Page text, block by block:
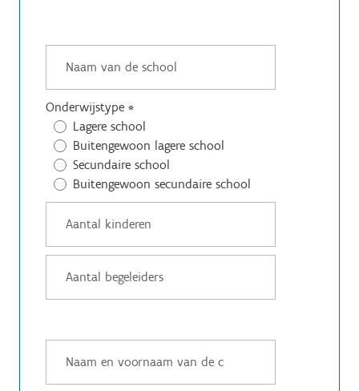
Onderwijstype *
Lagere school
Buitengewoon lagere school
Secundaire school
Buitengewoon secundaire school